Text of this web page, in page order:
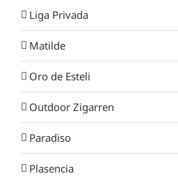
Liga Privada
Matilde
Oro de Esteli
Outdoor Zigarren
Paradiso
Plasencia